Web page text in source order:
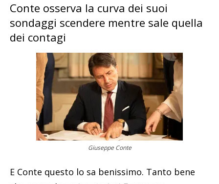
Conte osserva la curva dei suoi
sondaggi scendere mentre sale quella
dei contagi
Giuseppe Conte
E Conte questo lo sa benissimo. Tanto bene